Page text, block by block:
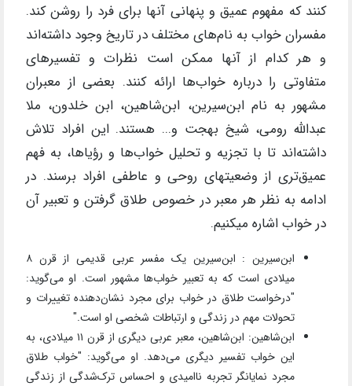
کنند که مفهوم عمیق و پنهانی آنها برای فرد را روشن کند.
مفسران خواب به نام‌های مختلف در تاریخ وجود داشته‌اند
و هر کدام از آنها ممکن است نظرات و تفسیرهای
متفاوتی را درباره خواب‌ها ارائه کنند. بعضی از معبران
مشهور به نام ابن‌سیرین، ابن‌شاهین، ابن خلدون، ملا
عبدالله رومی، شیخ بهجت و... هستند. این افراد تلاش
داشته‌اند تا با تجزیه و تحلیل خواب‌ها و رؤیاها، به فهم
عمیق‌تری از وضعیتهای روحی و عاطفی افراد برسند. در
ادامه به نظر هر معبر در خصوص طلاق گرفتن و تعبیر آن
در خواب اشاره میکنیم.
ابن‌سیرین : ابن‌سیرین یک مفسر عربی قدیمی از قرن ۸
میلادی است که به تعبیر خواب‌ها مشهور است. او می‌گوید:
"درخواست طلاق در خواب برای مجرد نشان‌دهنده تغییرات و
تحولات مهم در زندگی و ارتباطات شخصی او است."
ابن‌شاهین: ابن‌شاهین، معبر عربی دیگری از قرن ۱۱ میلادی، به
این خواب تفسیر دیگری می‌دهد. او می‌گوید: "خواب طلاق
مجرد نمایانگر تجربه ناامیدی و احساس ترک‌شدگی از زندگی